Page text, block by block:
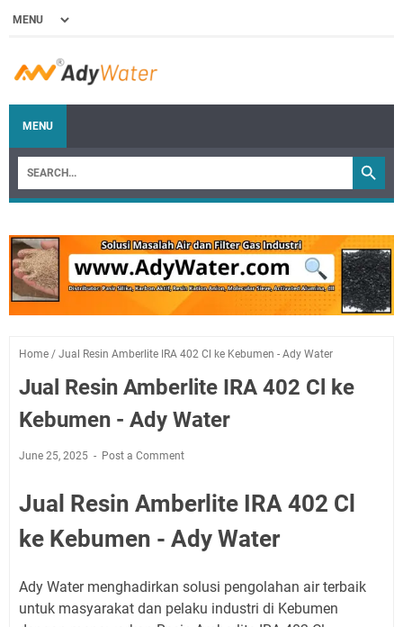
MENU
Home / Jual Resin Amberlite IRA 402 Cl ke Kebumen - Ady Water
Jual Resin Amberlite IRA 402 Cl ke
Kebumen - Ady Water
June 25, 2025 Post a Comment
Jual Resin Amberlite IRA 402 Cl
ke Kebumen - Ady Water
Ady Water menghadirkan solusi pengolahan air terbaik
untuk masyarakat dan pelaku industri di Kebumen